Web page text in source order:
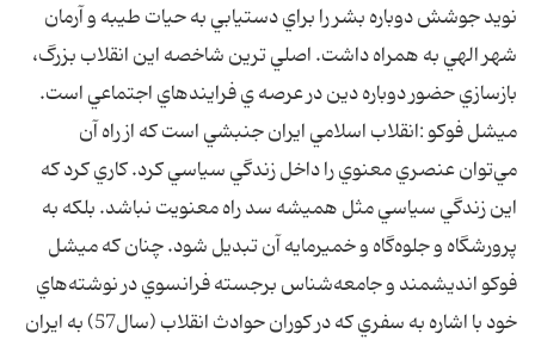
نويد جوشش دوباره بشر را براي دستيابي به حيات طيبه و آرمان
شهر الهي به همراه داشت. اصلي ترين شاخصه اين انقلاب بزرگ،
بازسازي حضور دوباره دين در عرصه ي فرايندهاي اجتماعي است.
ميشل فوکو :انقلاب اسلامي ايران جنبشي است که از راه آن
مي‌توان عنصري معنوي را داخل زندگي سياسي کرد. کاري کرد که
اين زندگي سياسي مثل هميشه سد راه معنويت نباشد. بلکه به
پرورشگاه و جلوه‌گاه و خميرمايه آن تبديل شود. چنان که ميشل
فوکو انديشمند و جامعه‌شناس برجسته فرانسوي در نوشته‌هاي
خود با اشاره به سفري که در کوران حوادث انقلاب (سال57) به ايران